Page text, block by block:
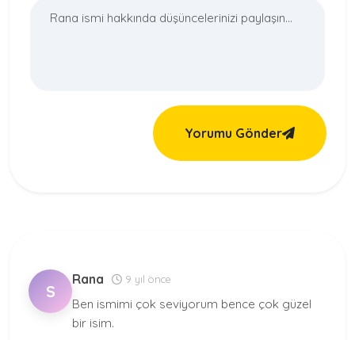
Yorumu Gönder
S
Rana 9 yıl önce
Ben ismimi çok seviyorum bence çok güzel
bir isim.